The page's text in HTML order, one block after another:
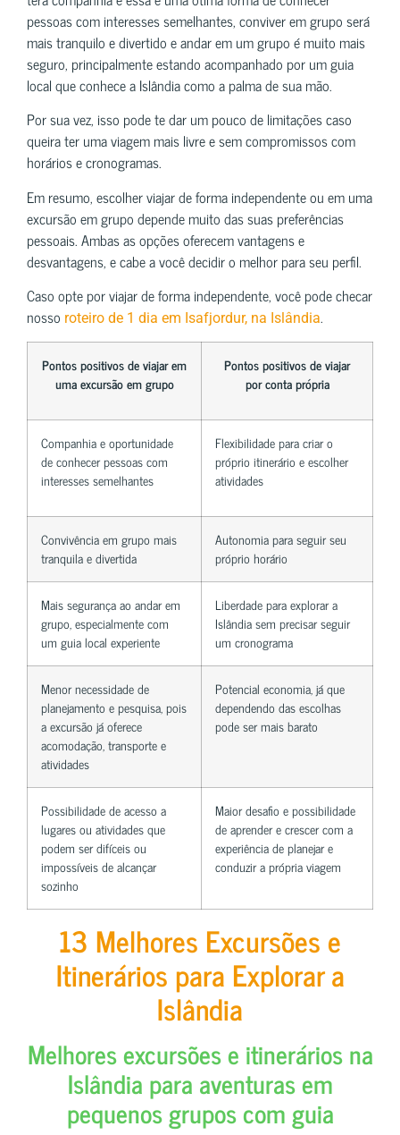
pessoas com interesses semelhantes, conviver em grupo será
mais tranquilo e divertido e andar em um grupo é muito mais
seguro, principalmente estando acompanhado por um guia
local que conhece a Islândia como a palma de sua mão.
Por sua vez, isso pode te dar um pouco de limitações caso
queira ter uma viagem mais livre e sem compromissos com
horários e cronogramas.
Em resumo, escolher viajar de forma independente ou em uma
excursão em grupo depende muito das suas preferências
pessoais. Ambas as opções oferecem vantagens e
desvantagens, e cabe a você decidir o melhor para seu perfil.
Caso opte por viajar de forma independente, você pode checar
nosso roteiro de 1 dia em Isafjordur, na Islândia.
Pontos positivos de viajar em
uma excursão em grupo
Pontos positivos de viajar
por conta própria
Companhia e oportunidade
de conhecer pessoas com
interesses semelhantes
Flexibilidade para criar o
próprio itinerário e escolher
atividades
Convivência em grupo mais
tranquila e divertida
Autonomia para seguir seu
próprio horário
Mais segurança ao andar em
grupo, especialmente com
um guia local experiente
Liberdade para explorar a
Islândia sem precisar seguir
um cronograma
Menor necessidade de
planejamento e pesquisa, pois
a excursão já oferece
acomodação, transporte e
atividades
Potencial economia, já que
dependendo das escolhas
pode ser mais barato
Possibilidade de acesso a
lugares ou atividades que
podem ser difíceis ou
impossíveis de alcançar
sozinho
Maior desafio e possibilidade
de aprender e crescer com a
experiência de planejar e
conduzir a própria viagem
13 Melhores Excursões e
Itinerários para Explorar a
Islândia
Melhores excursões e itinerários na
Islândia para aventuras em
pequenos grupos com guia